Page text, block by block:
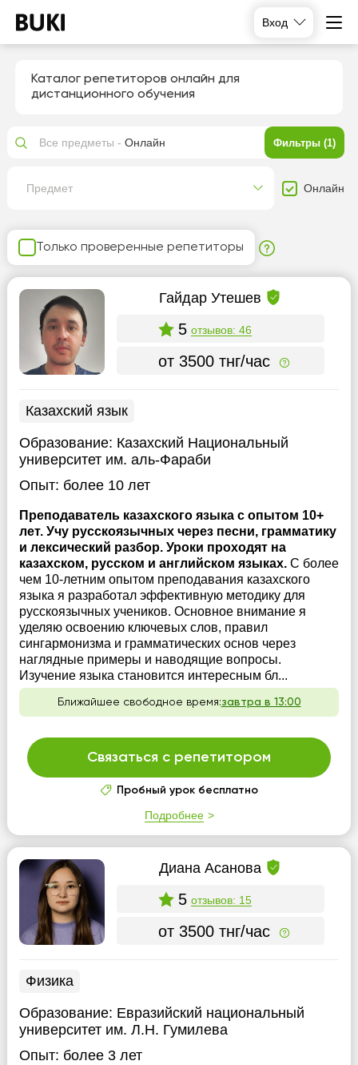
Вход
Каталог репетиторов онлайн для
дистанционного обучения
Только проверенные репетиторы
Гайдар Утешев
5 отзывов: 46
от 3500 тнг/час
Казахский язык
Образование: Казахский Национальный
университет им. аль-Фараби
Опыт: более 10 лет
Преподаватель казахского языка с опытом 10+
лет. Учу русскоязычных через песни, грамматику
и лексический разбор. Уроки проходят на
казахском, русском и английском языках. С более
чем 10-летним опытом преподавания казахского
языка я разработал эффективную методику для
русскоязычных учеников. Основное внимание я
уделяю освоению ключевых слов, правил
сингармонизма и грамматических основ через
наглядные примеры и наводящие вопросы.
Изучение языка становится интересным бл...
Ближайшее свободное время:завтра в 13:00
Связаться с репетитором
Пробный урок бесплатно
Подробнее
Диана Асанова
5 отзывов: 15
от 3500 тнг/час
Физика
Образование: Евразийский национальный
университет им. Л.Н. Гумилева
Опыт: более 3 лет
Все предметы - Онлайн Фильтры (1)
Предмет Онлайн